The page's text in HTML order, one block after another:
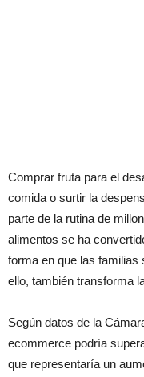
Comprar fruta para el
comida o surtir la
parte de la rutina de
alimentos se ha
forma en que las familias
ello, también transforma
Según datos de la
ecommerce podría
que representaría un